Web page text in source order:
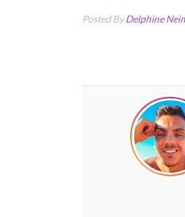
Posted ByDelphine